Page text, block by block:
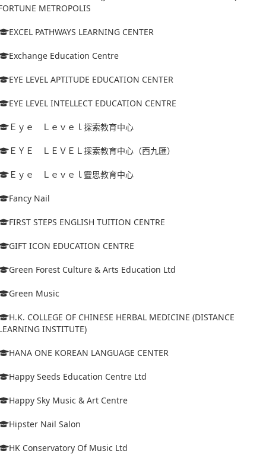
METROPOLIS
EXCEL PATHWAYS LEARNING CENTER
Exchange Education Centre
EYE LEVEL APTITUDE EDUCATION CENTER
EYE LEVEL INTELLECT EDUCATION CENTRE
Ｅｙｅ Ｌｅｖｅｌ探索教育中心
ＥＹＥ ＬＥＶＥＬ探索教育中心（西九匯）
Ｅｙｅ Ｌｅｖｅｌ靈思教育中心
Fancy Nail
FIRST STEPS ENGLISH TUITION CENTRE
GIFT ICON EDUCATION CENTRE
Green Forest Culture & Arts Education Ltd
Green Music
H.K. COLLEGE OF CHINESE HERBAL MEDICINE (DISTANCE
INSTITUTE)
HANA ONE KOREAN LANGUAGE CENTER
Happy Seeds Education Centre Ltd
Happy Sky Music & Art Centre
Hipster Nail Salon
HK Conservatory Of Music Ltd